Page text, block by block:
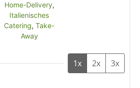
Home-Delivery,
Italienisches
Catering, Take-
Away
1x 2x 3x